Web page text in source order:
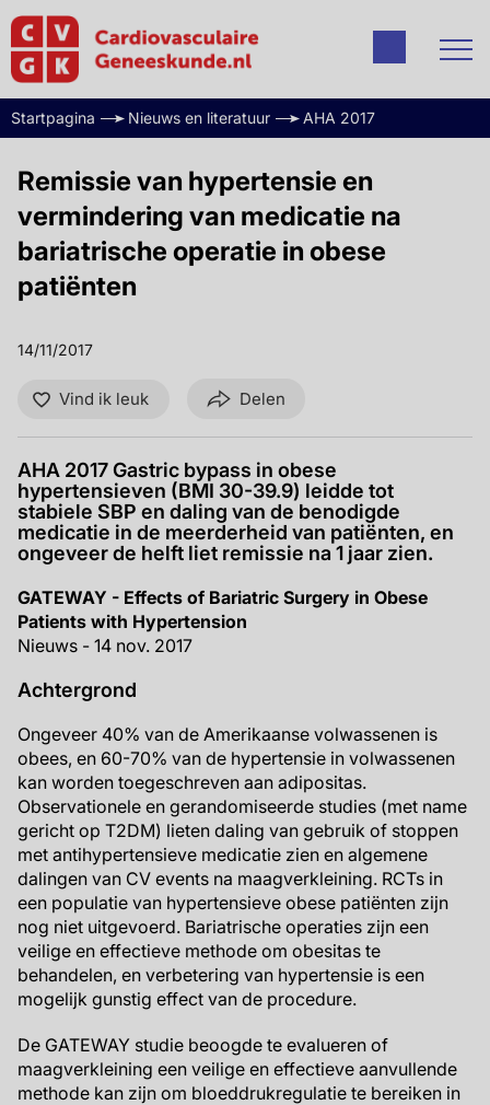
Startpagina Nieuws en literatuur AHA 2017
Remissie van hypertensie en
vermindering van medicatie na
bariatrische operatie in obese
patiënten
14/11/2017
Vind ik leuk Delen
AHA 2017 Gastric bypass in obese
hypertensieven (BMI 30-39.9) leidde tot
stabiele SBP en daling van de benodigde
medicatie in de meerderheid van patiënten, en
ongeveer de helft liet remissie na 1 jaar zien.
GATEWAY - Effects of Bariatric Surgery in Obese
Patients with Hypertension
Nieuws - 14 nov. 2017
Achtergrond
Ongeveer 40% van de Amerikaanse volwassenen is
obees, en 60-70% van de hypertensie in volwassenen
kan worden toegeschreven aan adipositas.
Observationele en gerandomiseerde studies (met name
gericht op T2DM) lieten daling van gebruik of stoppen
met antihypertensieve medicatie zien en algemene
dalingen van CV events na maagverkleining. RCTs in
een populatie van hypertensieve obese patiënten zijn
nog niet uitgevoerd. Bariatrische operaties zijn een
veilige en effectieve methode om obesitas te
behandelen, en verbetering van hypertensie is een
mogelijk gunstig effect van de procedure.
De GATEWAY studie beoogde te evalueren of
maagverkleining een veilige en effectieve aanvullende
methode kan zijn om bloeddrukregulatie te bereiken in